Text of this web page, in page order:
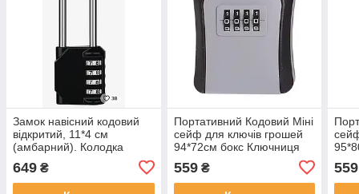
Замок навісний кодовий
відкритий, 11*4 см
(амбарний). Колодка
кодова, на код. На хвіртку
для шафи валізи Чорний
649 ₴
Портативний Кодовий Міні
сейф для ключів грошей
94*72см бокс Ключниця
замком чорний на код
559₴ 559